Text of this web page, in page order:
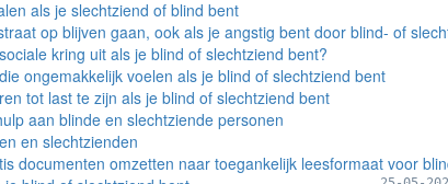
als je slechtziend of blind bent
op blijven gaan, ook als je angstig bent door blind- of
kring uit als je blind of slechtziend bent?
ongemakkelijk voelen als je blind of slechtziend bent
tot last te zijn als je blind of slechtziend bent
aan blinde en slechtziende personen
en slechtzienden
documenten omzetten naar toegankelijk leesformaat voor